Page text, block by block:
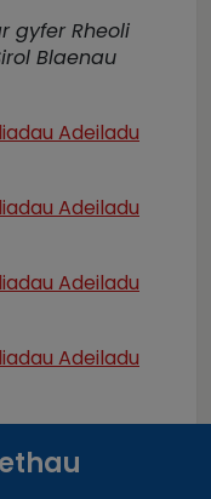
gyfer Rheoli
Blaenau
Adeiladu
Adeiladu
Adeiladu
Adeiladu